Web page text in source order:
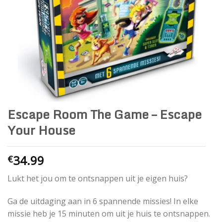
Escape Room The Game – Escape
Your House
€34.99
Lukt het jou om te ontsnappen uit je eigen huis?
Ga de uitdaging aan in 6 spannende missies! In elke
missie heb je 15 minuten om uit je huis te ontsnappen.